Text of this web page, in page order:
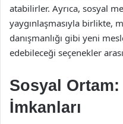
atabilirler. Ayrıca, sosyal
yaygınlaşmasıyla birlikte,
danışmanlığı gibi yeni
edebileceği seçenekler
Sosyal
İmkanları